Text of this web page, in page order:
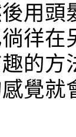
用頭
徉在
的方
覺就